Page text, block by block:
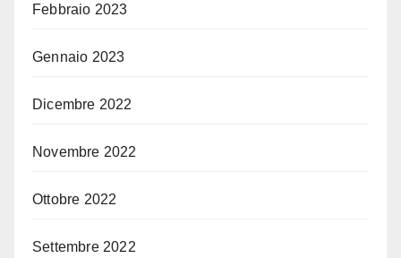
Febbraio 2023
Gennaio 2023
Dicembre 2022
Novembre 2022
Ottobre 2022
Settembre 2022